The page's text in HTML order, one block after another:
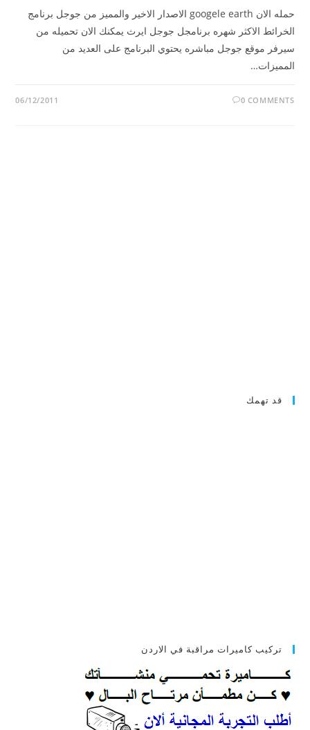
حمله الان googele earth الاصدار الاخير والمميز من جوجل برنامج
الخرائط الاكثر شهره برنامجل جوجل ايرث يمكنك الان تحميله من
سيرفر موقع جوجل مباشره يحتوي البرنامج على العديد من
المميزات…
0 COMMENTS
06/12/2011
قد تهمك
تركيب كاميرات مراقبة في الاردن